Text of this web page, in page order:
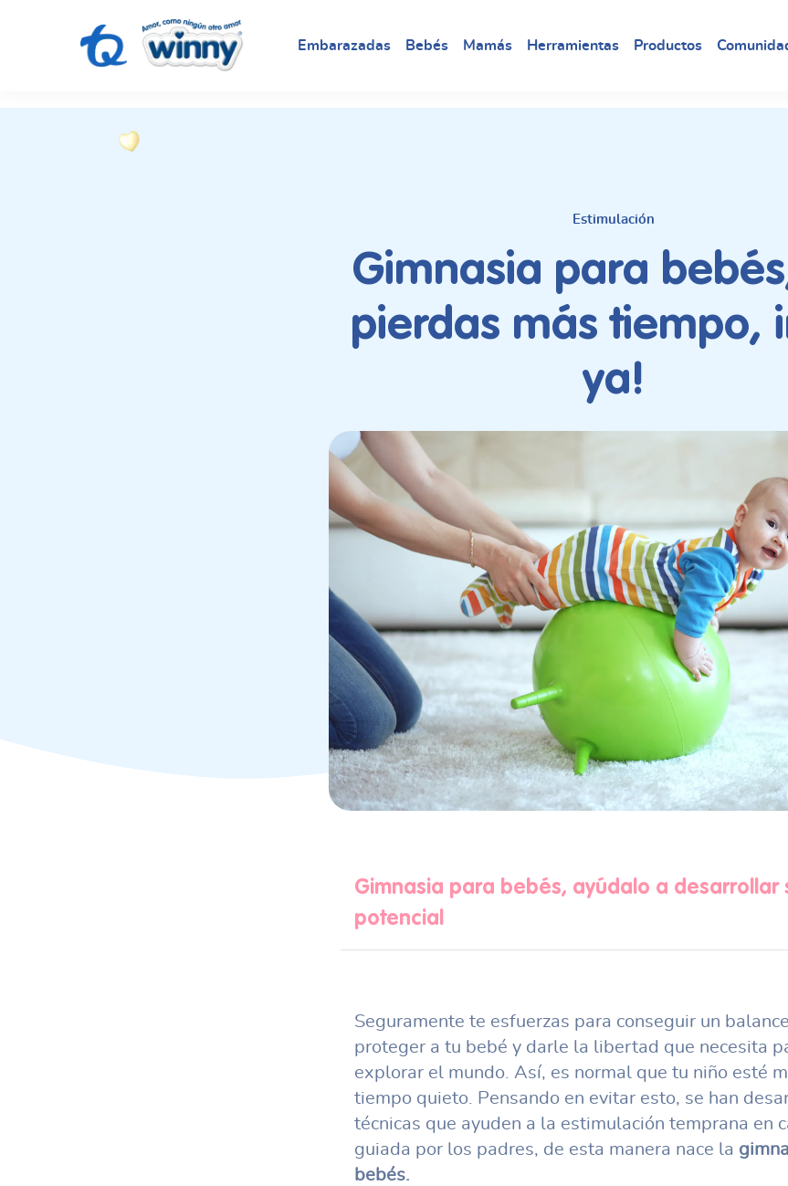
Embarazadas Bebés Mamás Herramientas Productos
Estimulación
Gimnasia para
pierdas más tiempo,
ya!
Gimnasia para bebés, ayúdalo a desarrollar
potencial
Seguramente te esfuerzas para conseguir un
proteger a tu bebé y darle la libertad que necesita
explorar el mundo. Así, es normal que tu niño esté
tiempo quieto. Pensando en evitar esto, se han
técnicas que ayuden a la estimulación temprana en
guiada por los padres, de esta manera nace la
bebés.